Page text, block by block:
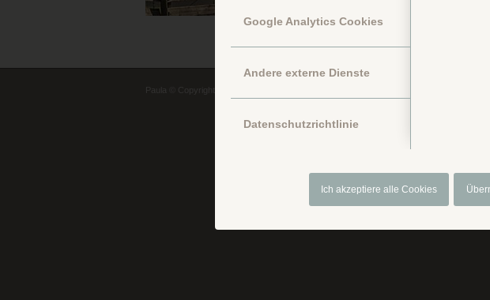
Google Analytics Cookies
Andere externe Dienste
Datenschutzrichtlinie
Ich akzeptiere alle Cookies
Paula © Copyright